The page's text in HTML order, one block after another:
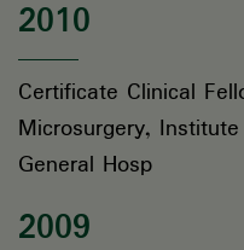
2010
Certificate Clinical
Microsurgery,
General Hosp
2009